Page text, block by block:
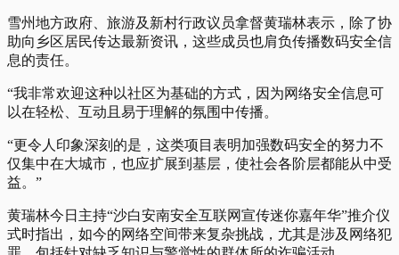
雪州地方政府、旅游及新村行政议员拿督黄瑞林表示，除了协
助向乡区居民传达最新资讯，这些成员也肩负传播数码安全信
息的责任。
“我非常欢迎这种以社区为基础的方式，因为网络安全信息可
以在轻松、互动且易于理解的氛围中传播。
“更令人印象深刻的是，这类项目表明加强数码安全的努力不
仅集中在大城市，也应扩展到基层，使社会各阶层都能从中受
益。”
黄瑞林今日主持“沙白安南安全互联网宣传迷你嘉年华”推介仪
式时指出，如今的网络空间带来复杂挑战，尤其是涉及网络犯